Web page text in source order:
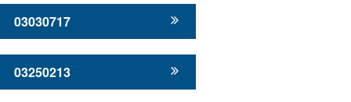
03030717
03250213